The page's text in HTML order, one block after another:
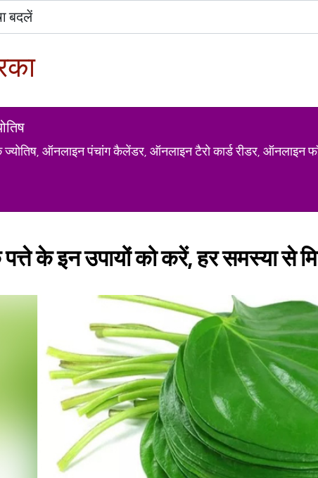
ऑनलाइन पंचांग कैलेंडर, ऑनलाइन टैरो कार्ड रीडर, ऑनलाइन
के इन उपायों को करें, हर समस्या से